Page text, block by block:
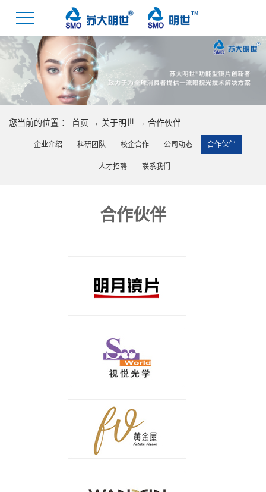
您当前的位置 ： 首页 → 关于明世 → 合作伙伴
企业介绍 科研团队 校企合作 公司动态 合作伙伴
人才招聘 联系我们
合作伙伴